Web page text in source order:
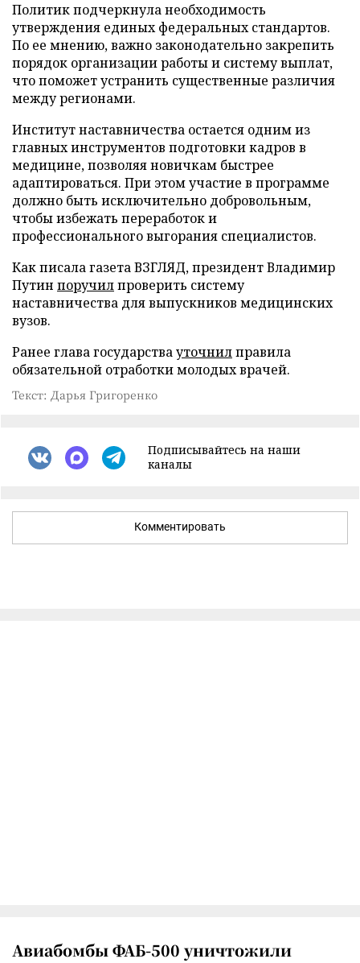
Политик подчеркнула необходимость
утверждения единых федеральных стандартов.
По ее мнению, важно законодательно закрепить
порядок организации работы и систему выплат,
что поможет устранить существенные различия
между регионами.
Институт наставничества остается одним из
главных инструментов подготовки кадров в
медицине, позволяя новичкам быстрее
адаптироваться. При этом участие в программе
должно быть исключительно добровольным,
чтобы избежать переработок и
профессионального выгорания специалистов.
Как писала газета ВЗГЛЯД, президент Владимир
Путин поручилпроверить систему
наставничества для выпускников медицинских
вузов.
Ранее глава государствауточнилправила
обязательной отработки молодых врачей.
Текст: Дарья Григоренко
Подписывайтесь на наши
каналы
Комментировать
Авиабомбы ФАБ-500 уничтожили